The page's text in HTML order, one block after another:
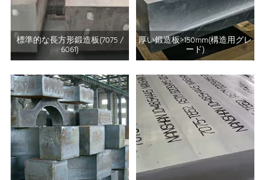
標準的な長方形鍛造板(7075 /
6061)
厚い鍛造板>150mm(構造用グレ
ード)